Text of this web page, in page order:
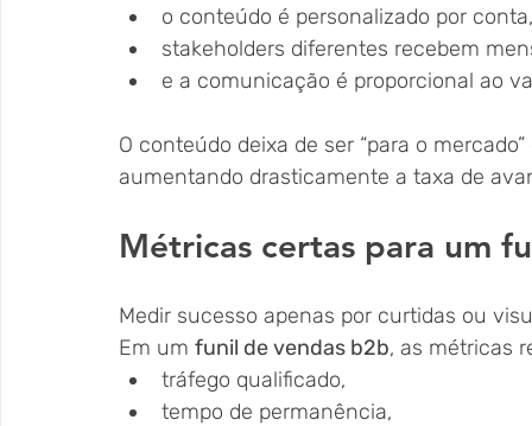
o conteúdo é personalizado por conta,
stakeholders diferentes recebem
e a comunicação é proporcional ao
O conteúdo deixa de ser “para o
aumentando drasticamente a taxa de
Métricas certas para um
Medir sucesso apenas por curtidas ou
Em um funil de vendas b2b, as métricas
tráfego qualificado,
tempo de permanência,